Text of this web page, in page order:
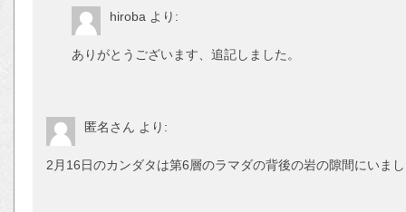
hiroba より:
ありがとうございます、追記しました。
匿名さん より:
2月16日のカンダタは第6層のラマダの背後の岩の隙間にいま